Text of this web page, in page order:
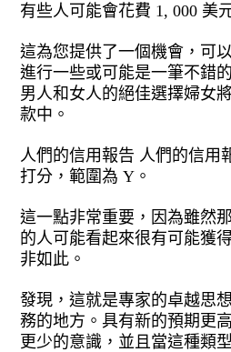
有些人可能會花費 1, 000 美
這為您提供了一個機會，可
進行一些或可能是一筆不錯
男人和女人的絕佳選擇婦女
款中。
人們的信用報告 人們的信用
打分，範圍為 Y。
這一點非常重要，因為雖然
的人可能看起來很有可能獲
非如此。
發現，這就是專家的卓越思
務的地方。具有新的預期更
更少的意識，並且當這種類